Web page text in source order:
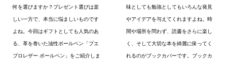
何を選びますか？プレゼント選びは楽
しい一方で、本当に悩ましいものです
よね。今回はギフトとしても人気のあ
る、革を巻いた油性ボールペン「プエ
ブロレザー ボールペン」をご紹介しま
味としても勉強としてもいろんな発見
やアイデアを与えてくれますよね。時
間や場所を問わず、読書をさらに楽し
く、そして大切な本を綺麗に保ってく
れるのがブックカバーです。ブックカ